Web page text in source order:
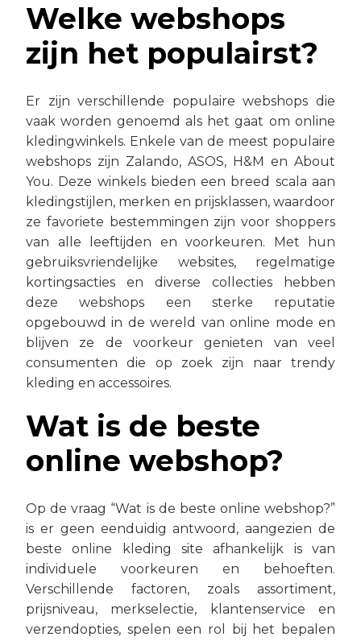
Welke webshops
zijn het populairst?
Er zijn verschillende populaire webshops die
vaak worden genoemd als het gaat om online
kledingwinkels. Enkele van de meest populaire
webshops zijn Zalando, ASOS, H&M en About
You. Deze winkels bieden een breed scala aan
kledingstijlen, merken en prijsklassen, waardoor
ze favoriete bestemmingen zijn voor shoppers
van alle leeftijden en voorkeuren. Met hun
gebruiksvriendelijke websites, regelmatige
kortingsacties en diverse collecties hebben
deze webshops een sterke reputatie
opgebouwd in de wereld van online mode en
blijven ze de voorkeur genieten van veel
consumenten die op zoek zijn naar trendy
kleding en accessoires.
Wat is de beste
online webshop?
Op de vraag “Wat is de beste online webshop?”
is er geen eenduidig antwoord, aangezien de
beste online kleding site afhankelijk is van
individuele voorkeuren en behoeften.
Verschillende factoren, zoals assortiment,
prijsniveau, merkselectie, klantenservice en
verzendopties, spelen een rol bij het bepalen